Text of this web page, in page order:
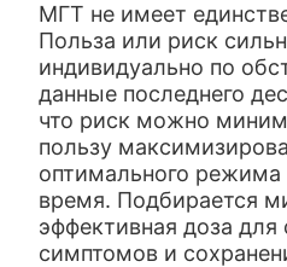
МГТ не имеет
Польза или риск
индивидуально по
данные последнего
что риск можно
пользу
оптимального режима
время. Подбирается
эффективная доза для
симптомов и